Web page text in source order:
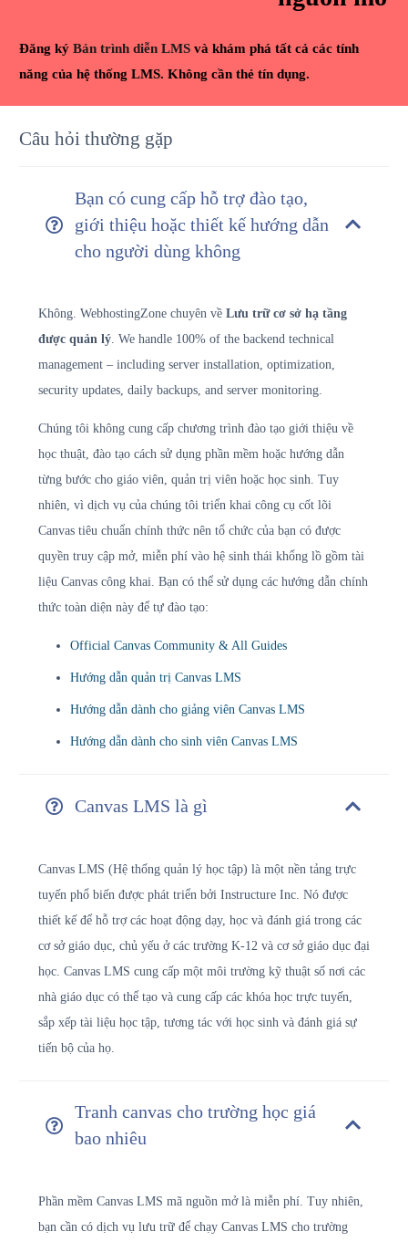
Đăng ký Bản trình diễn LMS và khám phá tất cả các tính
năng của hệ thống LMS. Không cần thẻ tín dụng.
Câu hỏi thường gặp
Bạn có cung cấp hỗ trợ đào tạo,
giới thiệu hoặc thiết kế hướng dẫn
cho người dùng không
Không. WebhostingZone chuyên về Lưu trữ cơ sở hạ tầng
được quản lý. We handle 100% of the backend technical
management – including server installation, optimization,
security updates, daily backups, and server monitoring.
Chúng tôi không cung cấp chương trình đào tạo giới thiệu về
học thuật, đào tạo cách sử dụng phần mềm hoặc hướng dẫn
từng bước cho giáo viên, quản trị viên hoặc học sinh. Tuy
nhiên, vì dịch vụ của chúng tôi triển khai công cụ cốt lõi
Canvas tiêu chuẩn chính thức nên tổ chức của bạn có được
quyền truy cập mở, miễn phí vào hệ sinh thái khổng lồ gồm tài
liệu Canvas công khai. Bạn có thể sử dụng các hướng dẫn chính
thức toàn diện này để tự đào tạo:
Official Canvas Community & All Guides
Hướng dẫn quản trị Canvas LMS
Hướng dẫn dành cho giảng viên Canvas LMS
Hướng dẫn dành cho sinh viên Canvas LMS
Canvas LMS là gì
Canvas LMS (Hệ thống quản lý học tập) là một nền tảng trực
tuyến phổ biến được phát triển bởi Instructure Inc. Nó được
thiết kế để hỗ trợ các hoạt động dạy, học và đánh giá trong các
cơ sở giáo dục, chủ yếu ở các trường K-12 và cơ sở giáo dục đại
học. Canvas LMS cung cấp một môi trường kỹ thuật số nơi các
nhà giáo dục có thể tạo và cung cấp các khóa học trực tuyến,
sắp xếp tài liệu học tập, tương tác với học sinh và đánh giá sự
tiến bộ của họ.
Tranh canvas cho trường học giá
bao nhiêu
Phần mềm Canvas LMS mã nguồn mở là miễn phí. Tuy nhiên,
bạn cần có dịch vụ lưu trữ để chạy Canvas LMS cho trường